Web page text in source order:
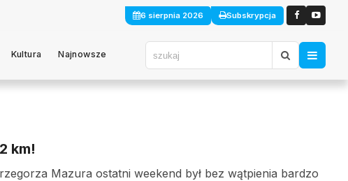
6 sierpnia 2026 Subskrypcja
Kultura Najnowsze
km!
Mazura ostatni weekend był bez wątpienia bardzo